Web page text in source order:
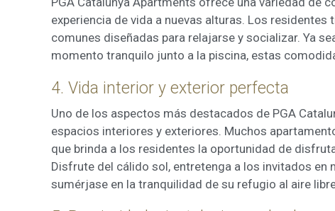
experiencia de vida a nuevas alturas. Los
comunes diseñadas para relajarse y socializar. Ya
momento tranquilo junto a la piscina, estas
4. Vida interior y exterior perfecta
Uno de los aspectos más destacados de PGA
espacios interiores y exteriores. Muchos
que brinda a los residentes la oportunidad de
Disfrute del cálido sol, entretenga a los invitados
sumérjase en la tranquilidad de su refugio al aire